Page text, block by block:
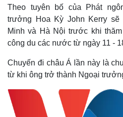
Nhận diện sự thật
Theo tuyên bố của Phát
trưởng Hoa Kỳ John Kerry
Minh và Hà Nội trước khi
công du các nước từ ngày 11 -
Chuyến đi châu Á lần này là
từ khi ông trở thành Ngoại